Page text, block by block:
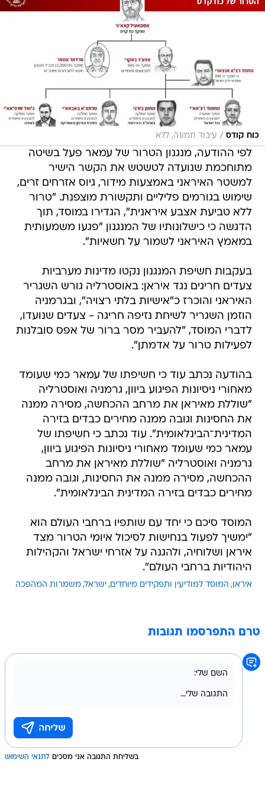
כוח קודס / עיבוד תמונה, ללא
לפי ההודעה, מנגנון הטרור של עמאר פעל בשיטה
מתוחכמת שנועדה לטשטש את הקשר הישיר
למשטר האיראני באמצעות מידור, גיוס אזרחים זרים,
שימוש בגורמים פליליים ותקשורת מוצפנת. "טרור
ללא טביעת אצבע איראנית", הגדירו במוסד, תוך
הדגשה כי כישלונותיו של המנגנון "פגעו משמעותית
במאמץ האיראני לשמור על חשאיות".
בעקבות חשיפת המנגנון נקטו מדינות מערביות
צעדים חריגים נגד איראן: באוסטרליה גורש השגריר
האיראני והוכרז כ"אישיות בלתי רצויה", ובגרמניה
הוזמן השגריר לשיחת נזיפה חריגה - צעדים שנועדו,
לדברי המוסד, "להעביר מסר ברור של אפס סובלנות
לפעילות טרור על אדמתן".
בהודעה נכתב עוד כי חשיפתו של עמאר כמי שעומד
מאחורי ניסיונות הפיגוע ביוון, גרמניה ואוסטרליה
"שוללת מאיראן את מרחב ההכחשה, מסירה ממנה
את החסינות וגובה ממנה מחירים כבדים בזירה
המדינית־הבינלאומית". עוד נכתב כי חשיפתו של
עמאר כמי שעומד מאחורי ניסיונות הפיגוע ביוון,
גרמניה ואוסטרליה "שוללת מאיראן את מרחב
ההכחשה, מסירה ממנה את החסינות, וגובה ממנה
מחירים כבדים בזירה המדינית הבינלאומית".
המוסד סיכם כי יחד עם שותפיו ברחבי העולם הוא
"ימשיך לפעול בנחישות לסיכול איומי הטרור מצד
איראן ושלוחיה, ולהגנה על אזרחי ישראל והקהילות
היהודיות ברחבי העולם".
איראן המוסד למודיעין ותפקידים מיוחדים ישראל משמרות המהפכה
טרם התפרסמו תגובות
בשליחת התגובה אני מסכים לתנאי השימוש